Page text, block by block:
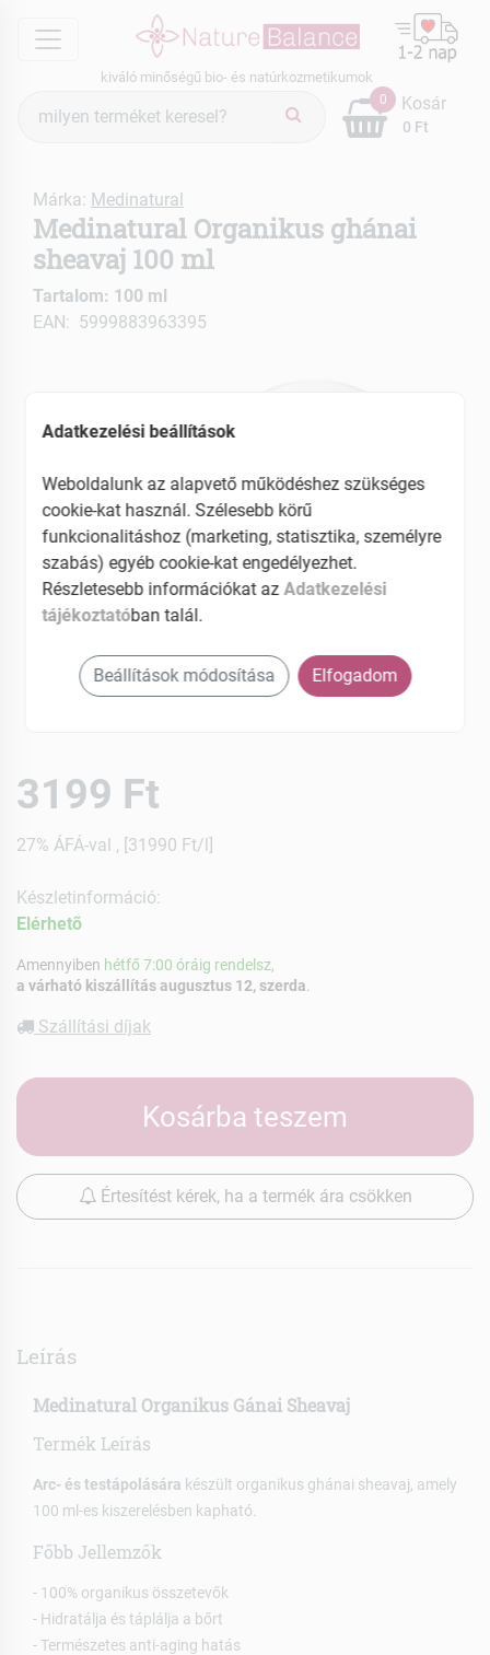
menu
kiváló minőségű bio- és natúrkozmetikumok
keresés
0
0 Ft
Kosár
Márka: Medinatural
Medinatural Organikus ghánai
sheavaj 100 ml
Tartalom: 100 ml
EAN: 5999883963395
3199 Ft
27% ÁFÁ-val , [31990 Ft/l]
Készletinformáció:
Elérhetõ
Amennyiben hétfő 7:00 óráig rendelsz,
a várható kiszállítás augusztus 12, szerda
Szállítási díjak
Kosárba teszem
Értesítést kérek, ha a termék ára csökken
Leírás
Medinatural Organikus Gánai Sheavaj
Termék Leírás
Arc- és testápolására készült organikus ghánai sheavaj, amely
100 ml-es kiszerelésben kapható.
Főbb Jellemzők
- 100% organikus összetevők
- Hidratálja és táplálja a bőrt
- Természetes anti-aging hatás
Adatkezelési beállítások
Weboldalunk az alapvető működéshez szükséges
cookie-kat használ. Szélesebb körű
funkcionalitáshoz (marketing, statisztika, személyre
szabás) egyéb cookie-kat engedélyezhet.
Részletesebb információkat azAdatkezelési
tájékoztatóban talál.
Beállítások módosítása Elfogadom